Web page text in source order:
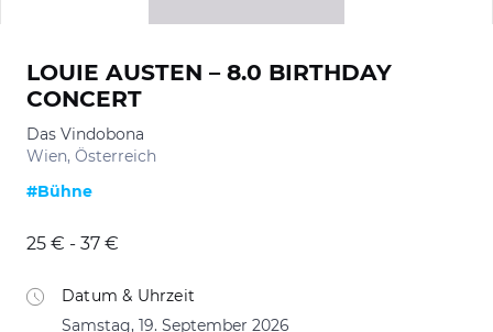
LOUIE AUSTEN – 8.0 BIRTHDAY
CONCERT
Das Vindobona
Wien, Österreich
#Bühne
25 € - 37 €
Datum & Uhrzeit
Samstag, 19. September 2026